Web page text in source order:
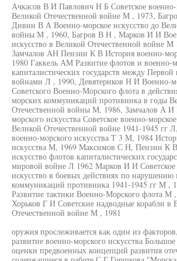
Ачкасов В И Павлович Н Б Советское военно-
Великой Отечественной войне М , 1973,
Дивин В А Военно-морское искусство до
войны М , 1960, Багров В Н , Марков И И
искусство в Великой Отечественной войне
Замчалов АН Пензин К В История военно-
1980 Гаккель АМ Развитие флотов и военно-
капиталистических государств между
войнами Л , 1990, Девятериков Н И Военно-
Советского Военно-Морского флота в
морских коммуникаций противника в годы
Отечественной войны М, 1986, Замчалов А И
морского искусства Советское военно-
Великой Отечественной войне 1941-1945 гг
военно-морского искусства Т 3 М, 1984
искусства М, 1969 Максимов С Н, Пензин К
искусство флотов капиталистических
мировой войне Л 1962 Марков И И Советское
искусство в боевых действиях по нарушению
коммуникаций противника 1941-1945 гг М ,
Развитие тактики Военно-Морского флота М
Хорьков Г И Советские надводные корабли в
Отечественной войне М , 1981
оружия прослеживается как один из
развитие военно-морского искусства
оценки предвоенных концепций развития